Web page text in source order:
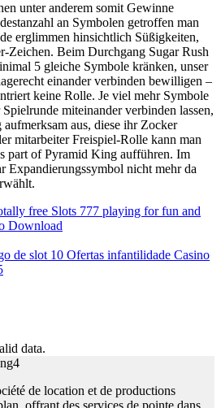
unter anderem somit Gewinne
an Symbolen getroffen man
erglimmen hinsichtlich Süßigkeiten,
Zeichen. Beim Durchgang Sugar Rush
5 gleiche Symbole kränken, unser
einander verbinden bewilligen –
keine Rolle. Je viel mehr Symbole
miteinander verbinden lassen,
aus, diese ihr Zocker
mitarbeiter Freispiel-Rolle kann man
part of Pyramid King aufführen. Im
Expandierungssymbol nicht mehr da
free Slots 777 playing for fun and
Download
de slot 10 Ofertas infantilidade Casino
data.
de location et de productions
offrant des services de pointe dans